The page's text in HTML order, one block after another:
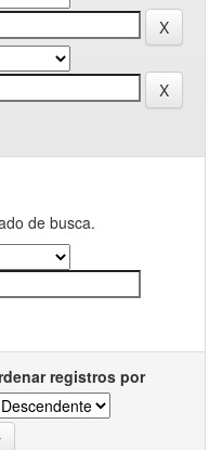
de busca.
registros por